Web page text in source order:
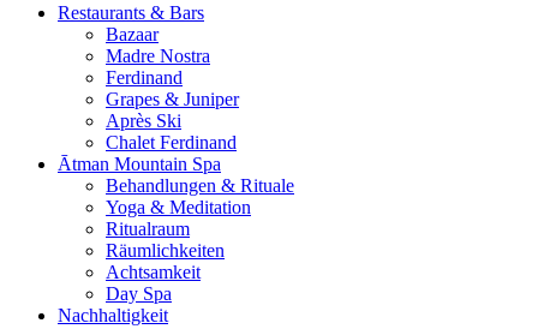
Restaurants & Bars
Bazaar
Madre Nostra
Ferdinand
Grapes & Juniper
Après Ski
Chalet Ferdinand
Ātman Mountain Spa
Behandlungen & Rituale
Yoga & Meditation
Ritualraum
Räumlichkeiten
Achtsamkeit
Day Spa
Nachhaltigkeit